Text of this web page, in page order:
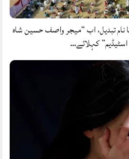
نام تبدیل، اب “میجر واصف حسین شاہ
کہلائے…